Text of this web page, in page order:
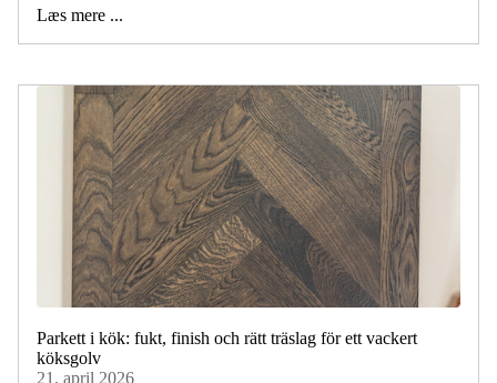
Læs mere ...
Parkett i kök: fukt, finish och rätt träslag för ett vackert
köksgolv
21. april 2026